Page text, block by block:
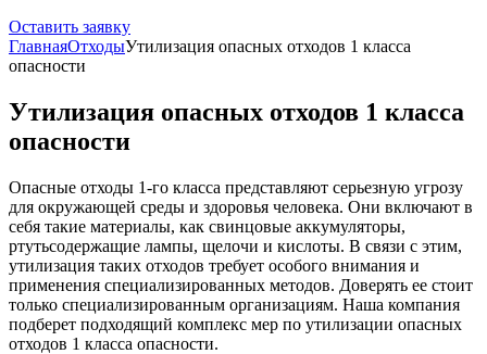
Оставить заявку
ГлавнаяОтходыУтилизация опасных отходов 1 класса
опасности
Утилизация опасных отходов 1 класса
опасности
Опасные отходы 1-го класса представляют серьезную угрозу
для окружающей среды и здоровья человека. Они включают в
себя такие материалы, как свинцовые аккумуляторы,
ртутьсодержащие лампы, щелочи и кислоты. В связи с этим,
утилизация таких отходов требует особого внимания и
применения специализированных методов. Доверять ее стоит
только специализированным организациям. Наша компания
подберет подходящий комплекс мер по утилизации опасных
отходов 1 класса опасности.